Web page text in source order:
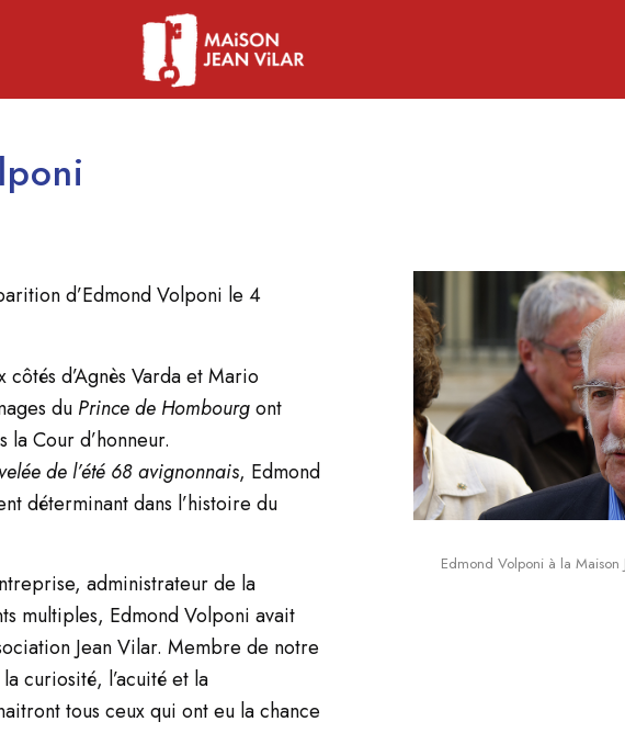
d’Edmond Volponi le 4
d’Agnès Varda et Mario
du Prince de Hombourgont
Cour d’honneur.
de l’été 68 avignonnais, Edmond
déterminant dans l’histoire du
administrateur de la
multiples, Edmond Volponi avait
Jean Vilar. Membre de notre
curiosité, l’acuité et la
tous ceux qui ont eu la chance
Edmond Volponi à la